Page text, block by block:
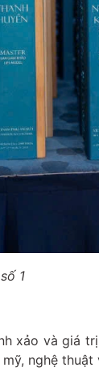
1
xảo và giá
nghệ thuật